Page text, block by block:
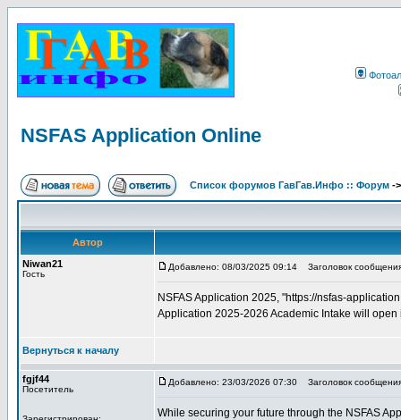
NSFAS Application Online
Список форумов ГавГав.Инфо :: Форум -
Автор
Niwan21
Гость
Добавлено: 08/03/2025 09:14 Заголовок
NSFAS Application 2025, "https://nsfas-
Application 2025-2026 Academic Intake will
Вернуться к началу
fgjf44
Посетитель
Добавлено: 23/03/2026 07:30 Заголовок
While securing your future through the NSFAS